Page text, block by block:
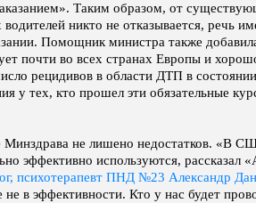
Таким образом, от
никто не отказывается, речь
Помощник министра также
почти во всех странах Европы и
рецидивов в области ДТП в состоянии
у тех, кто прошел эти обязательные
Минздрава не лишено недостатков. «В
эффективно используются, рассказал
психотерапевт ПНД №23 Александр
в эффективности. Кто у нас будет